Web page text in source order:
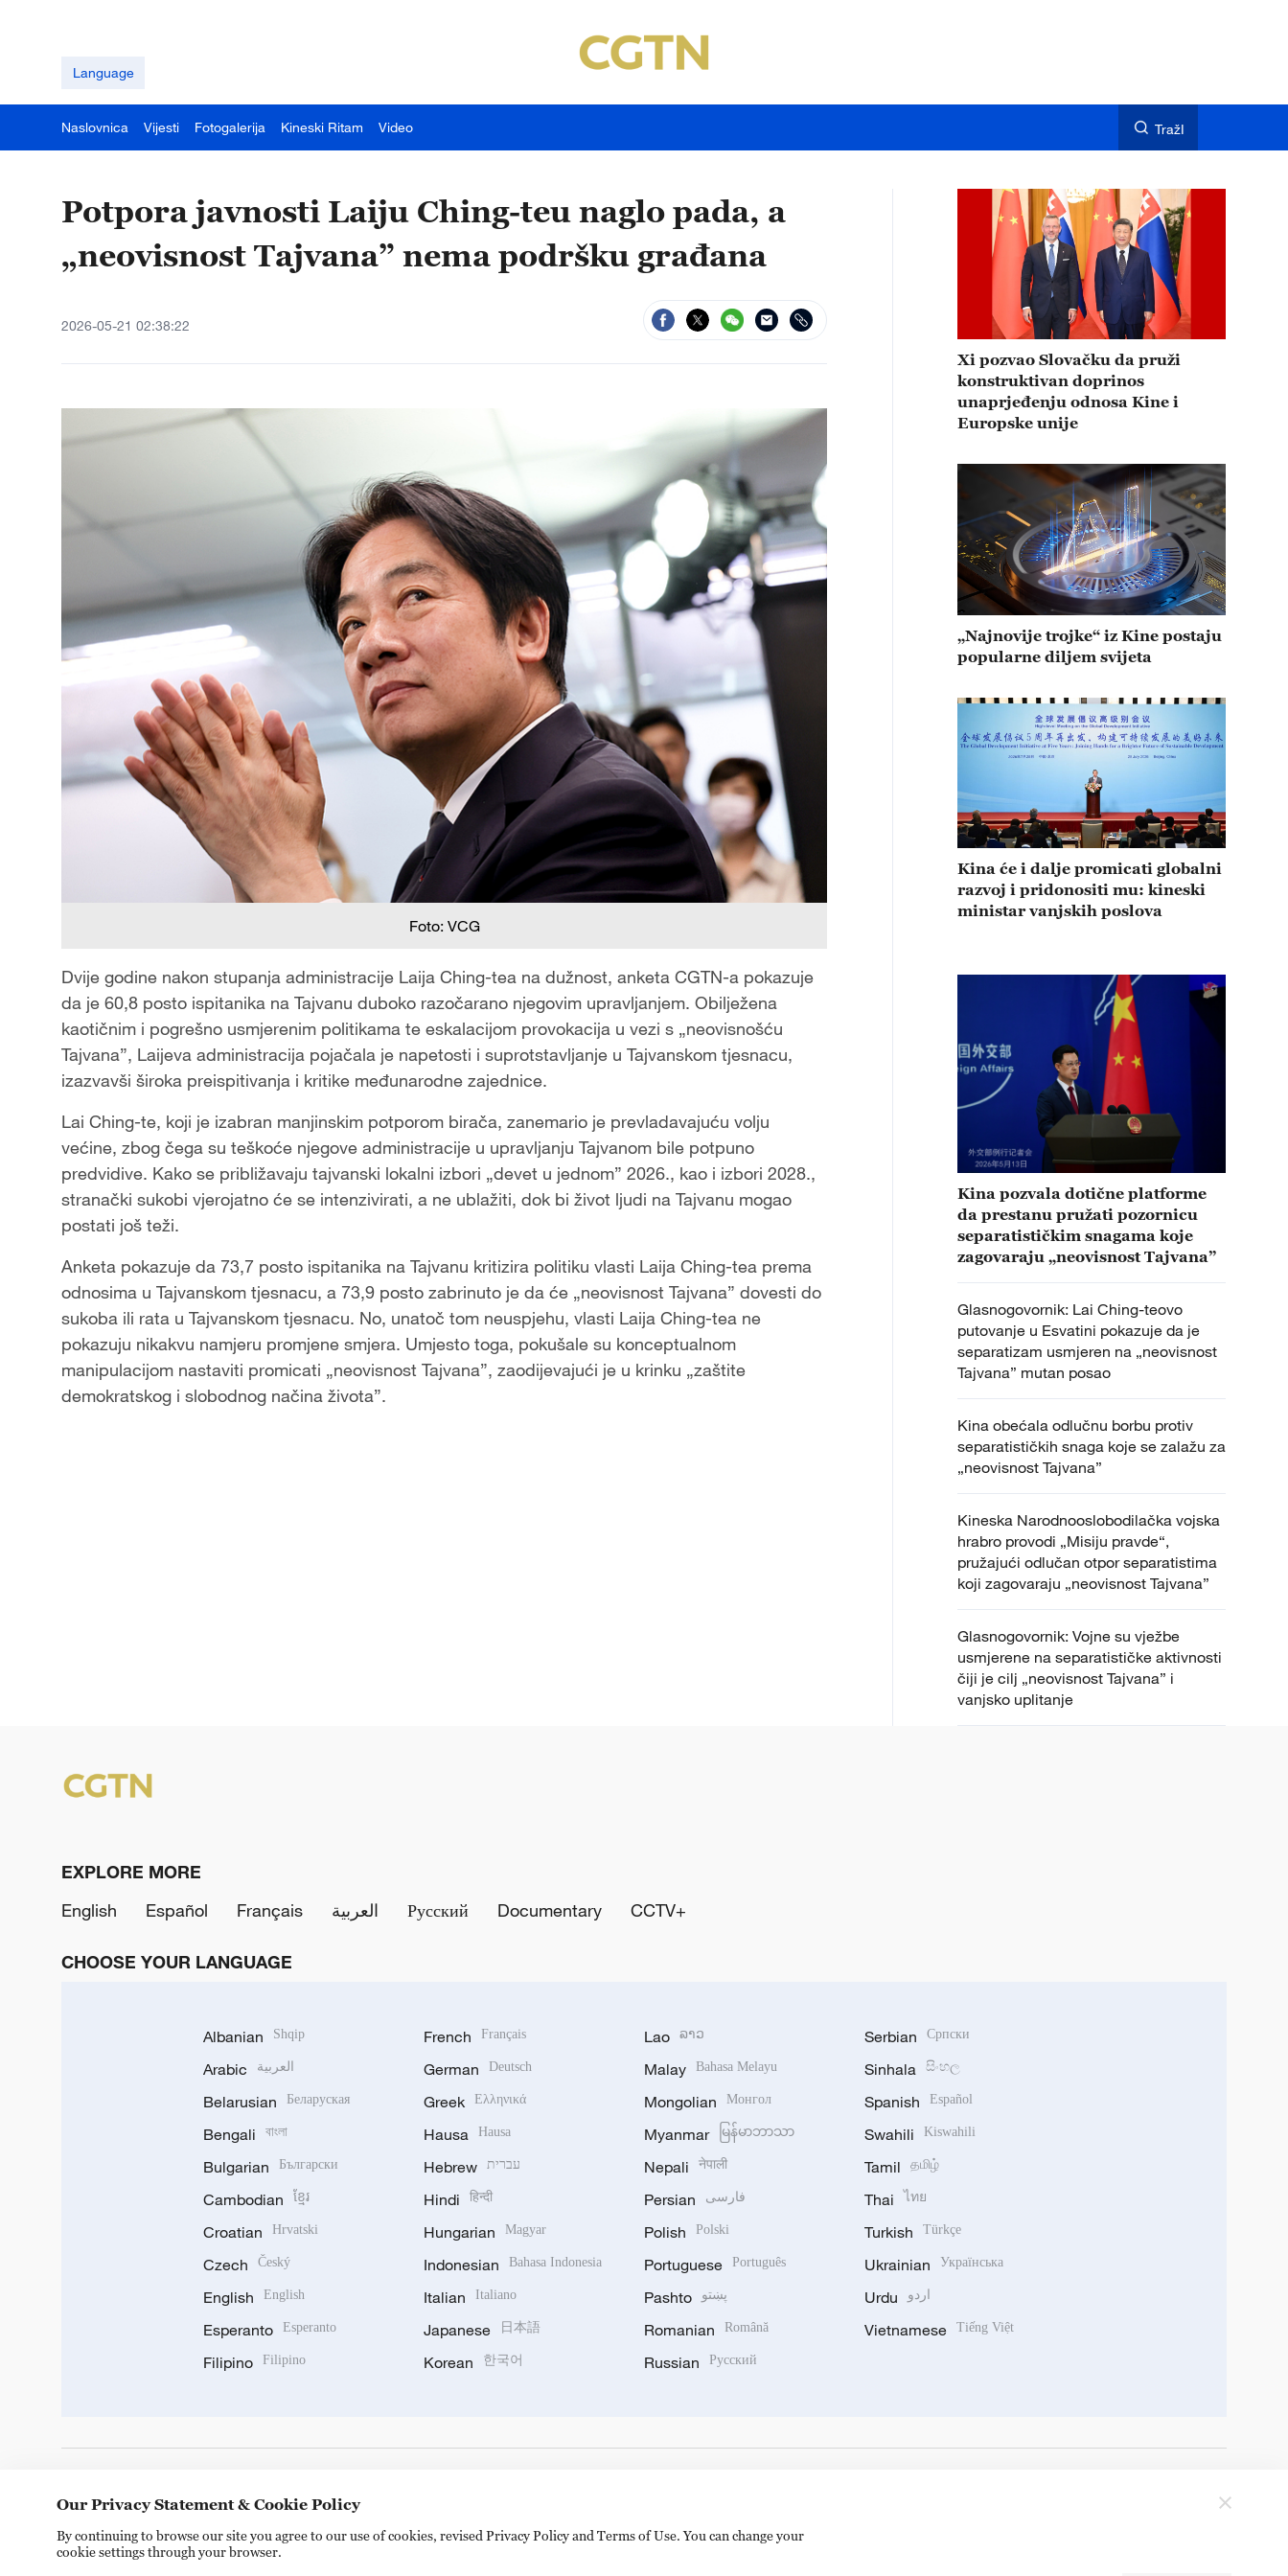
Language
Naslovnica Vijesti Fotogalerija Kineski Ritam Video TražI
Potpora javnosti Laiju Ching-teu naglo pada, a
„neovisnost Tajvana” nema podršku građana
2026-05-21 02:38:22
Foto: VCG
Dvije godine nakon stupanja administracije Laija Ching-tea na dužnost, anketa CGTN-a pokazuje
da je 60,8 posto ispitanika na Tajvanu duboko razočarano njegovim upravljanjem. Obilježena
kaotičnim i pogrešno usmjerenim politikama te eskalacijom provokacija u vezi s „neovisnošću
Tajvana”, Laijeva administracija pojačala je napetosti i suprotstavljanje u Tajvanskom tjesnacu,
izazvavši široka preispitivanja i kritike međunarodne zajednice.
Lai Ching-te, koji je izabran manjinskim potporom birača, zanemario je prevladavajuću volju
većine, zbog čega su teškoće njegove administracije u upravljanju Tajvanom bile potpuno
predvidive. Kako se približavaju tajvanski lokalni izbori „devet u jednom” 2026., kao i izbori 2028.,
stranački sukobi vjerojatno će se intenzivirati, a ne ublažiti, dok bi život ljudi na Tajvanu mogao
postati još teži.
Anketa pokazuje da 73,7 posto ispitanika na Tajvanu kritizira politiku vlasti Laija Ching-tea prema
odnosima u Tajvanskom tjesnacu, a 73,9 posto zabrinuto je da će „neovisnost Tajvana” dovesti do
sukoba ili rata u Tajvanskom tjesnacu. No, unatoč tom neuspjehu, vlasti Laija Ching-tea ne
pokazuju nikakvu namjeru promjene smjera. Umjesto toga, pokušale su konceptualnom
manipulacijom nastaviti promicati „neovisnost Tajvana”, zaodijevajući je u krinku „zaštite
demokratskog i slobodnog načina života”.
Xi pozvao Slovačku da pruži
konstruktivan doprinos
unaprjeđenju odnosa Kine i
Europske unije
„Najnovije trojke“ iz Kine postaju
popularne diljem svijeta
Kina će i dalje promicati globalni
razvoj i pridonositi mu: kineski
ministar vanjskih poslova
Kina pozvala dotične platforme
da prestanu pružati pozornicu
separatističkim snagama koje
zagovaraju „neovisnost Tajvana”
Glasnogovornik: Lai Ching-teovo
putovanje u Esvatini pokazuje da je
separatizam usmjeren na „neovisnost
Tajvana” mutan posao
Kina obećala odlučnu borbu protiv
separatističkih snaga koje se zalažu za
„neovisnost Tajvana”
Kineska Narodnooslobodilačka vojska
hrabro provodi „Misiju pravde“,
pružajući odlučan otpor separatistima
koji zagovaraju „neovisnost Tajvana”
Glasnogovornik: Vojne su vježbe
usmjerene na separatističke aktivnosti
čiji je cilj „neovisnost Tajvana” i
vanjsko uplitanje
EXPLORE MORE
English
Español Français العربية Русский Documentary CCTV+
CHOOSE YOUR LANGUAGE
Albanian Shqip
Arabic العربية
Belarusian Беларуская
Bengali বাংলা
Bulgarian Български
Cambodian ខ្មែរ
Croatian Hrvatski
Czech Český
English English
Esperanto Esperanto
Filipino Filipino
French Français
German Deutsch
Greek Ελληνικά
Hausa Hausa
Hebrew עברית
Hindi हिन्दी
Hungarian Magyar
Indonesian Bahasa Indonesia
Italian Italiano
Japanese 日本語
Korean 한국어
Lao ລາວ
Malay Bahasa Melayu
Mongolian Монгол
Myanmar မြန်မာဘာသာ
Nepali नेपाली
Persian فارسی
Polish Polski
Portuguese Português
Pashto پښتو
Romanian Română
Russian Русский
Serbian Српски
Sinhala සිංහල
Spanish Español
Swahili Kiswahili
Tamil தமிழ்
Thai ไทย
Turkish Türkçe
Ukrainian Українська
Urdu اردو
Vietnamese Tiếng Việt
Our Privacy Statement & Cookie Policy
By continuing to browse our site you agree to our use of cookies, revised Privacy Policy and Terms of Use. You can change your
cookie settings through your browser.